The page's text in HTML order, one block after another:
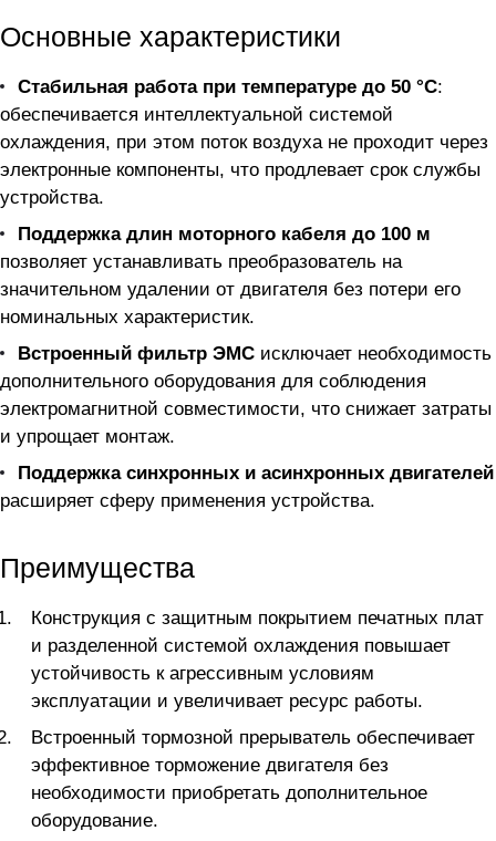
Основные характеристики
Стабильная работа при температуре до 50 °С:
обеспечивается интеллектуальной системой
охлаждения, при этом поток воздуха не проходит через
электронные компоненты, что продлевает срок службы
устройства.
Поддержка длин моторного кабеля до 100 м
позволяет устанавливать преобразователь на
значительном удалении от двигателя без потери его
номинальных характеристик.
Встроенный фильтр ЭМС исключает необходимость
дополнительного оборудования для соблюдения
электромагнитной совместимости, что снижает затраты
и упрощает монтаж.
Поддержка синхронных и асинхронных двигателей
расширяет сферу применения устройства.
Преимущества
Конструкция с защитным покрытием печатных плат
и разделенной системой охлаждения повышает
устойчивость к агрессивным условиям
эксплуатации и увеличивает ресурс работы.
Встроенный тормозной прерыватель обеспечивает
эффективное торможение двигателя без
необходимости приобретать дополнительное
оборудование.